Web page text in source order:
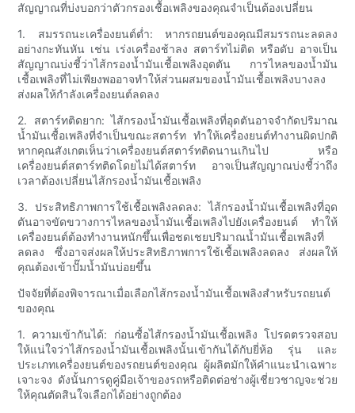
สัญญาณที่บ่งบอกว่าตัวกรองเชื้อเพลิงของคุณจำเป็นต้องเปลี่ยน
1. สมรรถนะเครื่องยนต์ต่ำ: หากรถยนต์ของคุณมีสมรรถนะลดลง
อย่างกะทันหัน เช่น เร่งเครื่องช้าลง สตาร์ทไม่ติด หรือดับ อาจเป็น
สัญญาณบ่งชี้ว่าไส้กรองน้ำมันเชื้อเพลิงอุดตัน การไหลของน้ำมัน
เชื้อเพลิงที่ไม่เพียงพออาจทำให้ส่วนผสมของน้ำมันเชื้อเพลิงบางลง
ส่งผลให้กำลังเครื่องยนต์ลดลง
2. สตาร์ทติดยาก: ไส้กรองน้ำมันเชื้อเพลิงที่อุดตันอาจจำกัดปริมาณ
น้ำมันเชื้อเพลิงที่จำเป็นขณะสตาร์ท ทำให้เครื่องยนต์ทำงานผิดปกติ
หากคุณสังเกตเห็นว่าเครื่องยนต์สตาร์ทติดนานเกินไป หรือ
เครื่องยนต์สตาร์ทติดโดยไม่ได้สตาร์ท อาจเป็นสัญญาณบ่งชี้ว่าถึง
เวลาต้องเปลี่ยนไส้กรองน้ำมันเชื้อเพลิง
3. ประสิทธิภาพการใช้เชื้อเพลิงลดลง: ไส้กรองน้ำมันเชื้อเพลิงที่อุด
ตันอาจขัดขวางการไหลของน้ำมันเชื้อเพลิงไปยังเครื่องยนต์ ทำให้
เครื่องยนต์ต้องทำงานหนักขึ้นเพื่อชดเชยปริมาณน้ำมันเชื้อเพลิงที่
ลดลง ซึ่งอาจส่งผลให้ประสิทธิภาพการใช้เชื้อเพลิงลดลง ส่งผลให้
คุณต้องเข้าปั๊มน้ำมันบ่อยขึ้น
ปัจจัยที่ต้องพิจารณาเมื่อเลือกไส้กรองน้ำมันเชื้อเพลิงสำหรับรถยนต์
ของคุณ
1. ความเข้ากันได้: ก่อนซื้อไส้กรองน้ำมันเชื้อเพลิง โปรดตรวจสอบ
ให้แน่ใจว่าไส้กรองน้ำมันเชื้อเพลิงนั้นเข้ากันได้กับยี่ห้อ รุ่น และ
ประเภทเครื่องยนต์ของรถยนต์ของคุณ ผู้ผลิตมักให้คำแนะนำเฉพาะ
เจาะจง ดังนั้นการดูคู่มือเจ้าของรถหรือติดต่อช่างผู้เชี่ยวชาญจะช่วย
ให้คุณตัดสินใจเลือกได้อย่างถูกต้อง